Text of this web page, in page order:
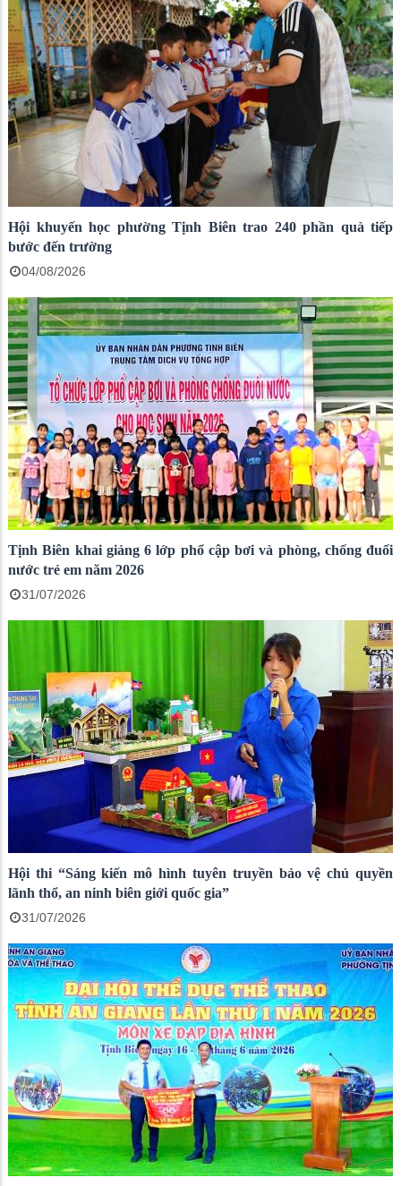
Hội khuyến học phường Tịnh Biên trao 240 phần quà tiếp
bước đến trường
04/08/2026
Tịnh Biên khai giảng 6 lớp phổ cập bơi và phòng, chống đuối
nước trẻ em năm 2026
31/07/2026
Hội thi “Sáng kiến mô hình tuyên truyền bảo vệ chủ quyền
lãnh thổ, an ninh biên giới quốc gia”
31/07/2026